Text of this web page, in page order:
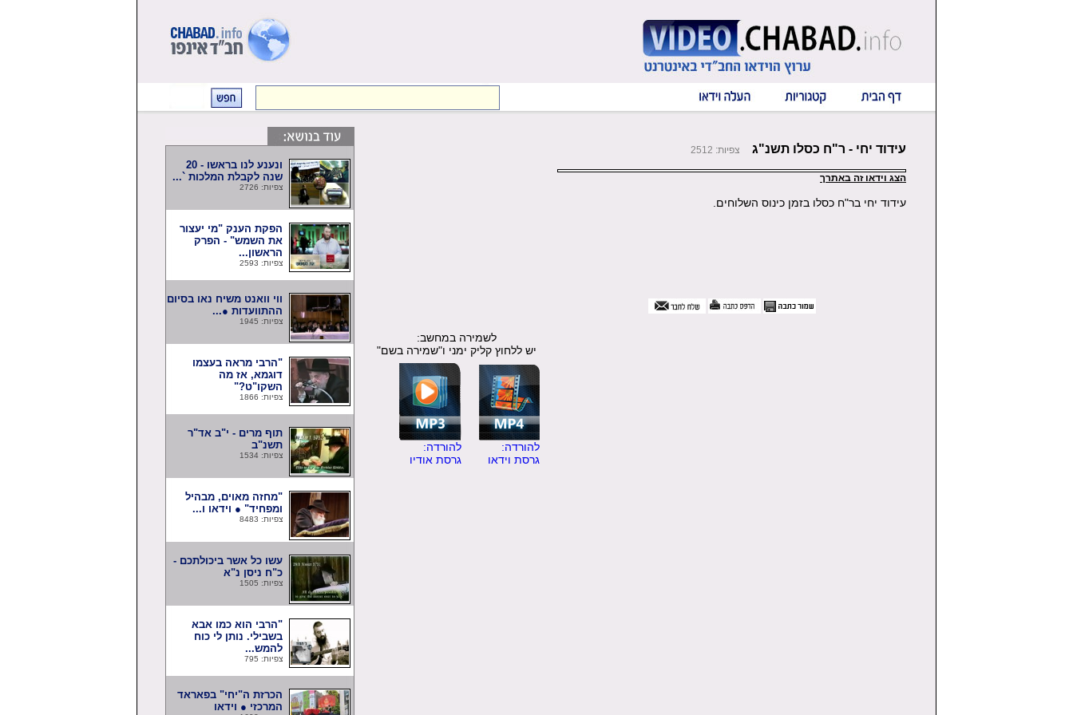
עידוד יחי - ר"ח כסלו תשנ"ג צפיות: 2512
הצג וידאו זה באתרך
עידוד יחי בר"ח כסלו בזמן כינוס השלוחים.
לשמירה במחשב:
יש ללחוץ קליק ימני ו"שמירה בשם"
להורדה:
גרסת וידאו
להורדה:
גרסת אודיו
ונענע לנו בראשו - 20
שנה לקבלת המלכות `...
צפיות: 2726
הפקת הענק "מי יעצור
את השמש" - הפרק
הראשון...
צפיות: 2593
ווי וואנט משיח נאו בסיום
ההתוועדות ●...
צפיות: 1945
"הרבי מראה בעצמו
דוגמא, אז מה
השקו"ט?"
צפיות: 1866
תוף מרים - י"ב אד"ר
תשנ"ב
צפיות: 1534
"מחזה מאוים, מבהיל
ומפחיד" ● וידאו ו...
צפיות: 8483
עשו כל אשר ביכולתכם -
כ"ח ניסן נ"א
צפיות: 1505
"הרבי הוא כמו אבא
בשבילי. נותן לי כוח
להמש...
צפיות: 795
הכרזת ה"יחי" בפאראד
המרכזי ● וידאו